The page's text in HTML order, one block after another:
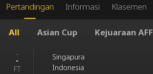
Pertandingan Informasi Klasemen
All Asian Cup Kejuaraan AFF
-
-
FT
Singapura
Indonesia